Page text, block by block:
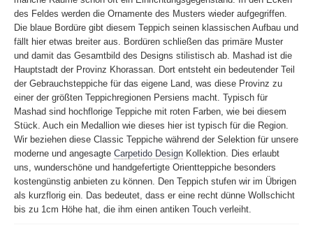
des Feldes werden die Ornamente des Musters wieder aufgegriffen.
Die blaue Bordüre gibt diesem Teppich seinen klassischen Aufbau und
fällt hier etwas breiter aus. Bordüren schließen das primäre Muster
und damit das Gesamtbild des Designs stilistisch ab. Mashad ist die
Hauptstadt der Provinz Khorassan. Dort entsteht ein bedeutender Teil
der Gebrauchsteppiche für das eigene Land, was diese Provinz zu
einer der größten Teppichregionen Persiens macht. Typisch für
Mashad sind hochflorige Teppiche mit roten Farben, wie bei diesem
Stück. Auch ein Medallion wie dieses hier ist typisch für die Region.
Wir beziehen diese Classic Teppiche während der Selektion für unsere
moderne und angesagte Carpetido Design Kollektion. Dies erlaubt
uns, wunderschöne und handgefertigte Orientteppiche besonders
kostengünstig anbieten zu können. Den Teppich stufen wir im Übrigen
als kurzflorig ein. Das bedeutet, dass er eine recht dünne Wollschicht
bis zu 1cm Höhe hat, die ihm einen antiken Touch verleiht.